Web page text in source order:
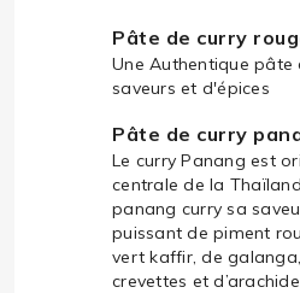
Pâte de curry
Une Authentique pâte
saveurs et d'épices
Pâte de curry
Le curry Panang est
centrale de la
panang curry sa
puissant de piment
vert kaffir, de galanga,
crevettes et